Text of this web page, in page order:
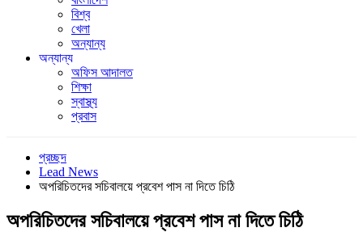
বিশ্ব
খেলা
অন্যান্য
অন্যান্য
অফিস আদালত
শিক্ষা
স্বাস্থ্য
প্রবাস
প্রচ্ছদ
Lead News
অপরিচিতদের সচিবালয়ে প্রবেশ পাস না দিতে চিঠি
অপরিচিতদের সচিবালয়ে প্রবেশ পাস না দিতে চিঠি